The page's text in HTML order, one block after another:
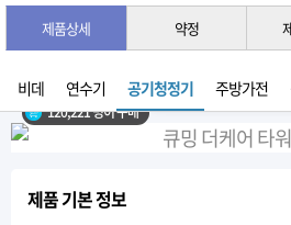
비데 연수기 공기청정기 주방가전
제품상세 약정
3초 간편 견적
2026년 07월 생산
120,221 명이 구매
제품 기본 정보